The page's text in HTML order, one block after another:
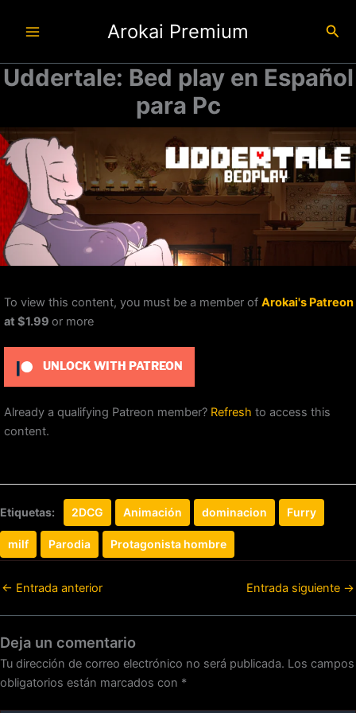
Arokai Premium
Uddertale: Bed play en Español
para Pc
To view this content, you must be a member of Arokai's Patreon
at $1.99 or more
UNLOCK WITH PATREON
Already a qualifying Patreon member? Refresh to access this
content.
Etiquetas: 2DCG Animación dominacion Furry
milf Parodia Protagonista hombre
← Entrada anterior Entrada siguiente →
Deja un comentario
Tu dirección de correo electrónico no será publicada. Los campos
obligatorios están marcados con *